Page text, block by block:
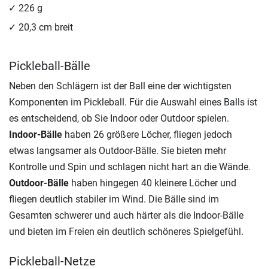
226 g
20,3 cm breit
Pickleball-Bälle
Neben den Schlägern ist der Ball eine der wichtigsten
Komponenten im Pickleball. Für die Auswahl eines Balls ist
es entscheidend, ob Sie Indoor oder Outdoor spielen.
Indoor-Bälle haben 26 größere Löcher, fliegen jedoch
etwas langsamer als Outdoor-Bälle. Sie bieten mehr
Kontrolle und Spin und schlagen nicht hart an die Wände.
Outdoor-Bälle haben hingegen 40 kleinere Löcher und
fliegen deutlich stabiler im Wind. Die Bälle sind im
Gesamten schwerer und auch härter als die Indoor-Bälle
und bieten im Freien ein deutlich schöneres Spielgefühl.
Pickleball-Netze